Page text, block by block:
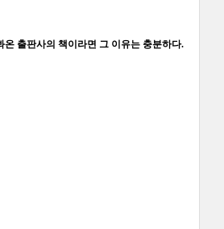
온 출판사의 책이라면 그 이유는 충분하다.